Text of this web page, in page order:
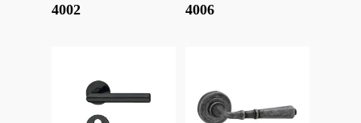
4002
4006